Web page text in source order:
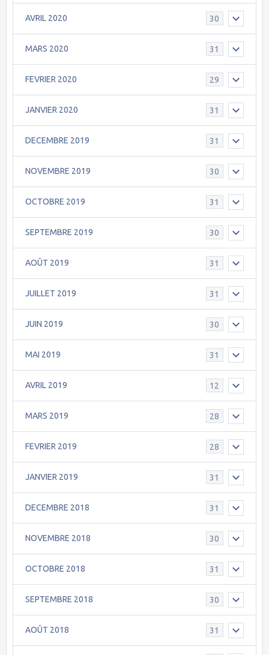
AVRIL 2020 30
MARS 2020 31
FEVRIER 2020 29
JANVIER 2020 31
DECEMBRE 2019 31
NOVEMBRE 2019 30
OCTOBRE 2019 31
SEPTEMBRE 2019 30
AOÛT 2019 31
JUILLET 2019 31
JUIN 2019 30
MAI 2019 31
AVRIL 2019 12
MARS 2019 28
FEVRIER 2019 28
JANVIER 2019 31
DECEMBRE 2018 31
NOVEMBRE 2018 30
OCTOBRE 2018 31
SEPTEMBRE 2018 30
AOÛT 2018 31